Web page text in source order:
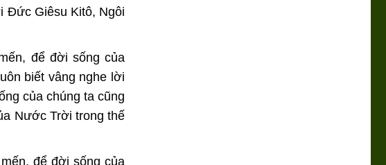
Đức Giêsu Kitô, Ngôi
để đời sống của
biết vâng nghe lời
của chúng ta cũng
Nước Trời trong thế
để đời sống của